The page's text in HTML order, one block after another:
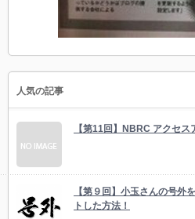
人気の記事
【第11回】NBRC アクセ
【第９回】小玉さんの号外
トした方法！